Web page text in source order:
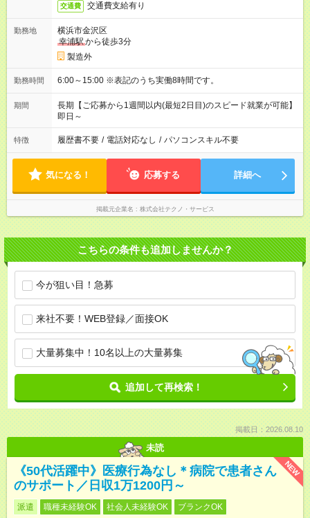
交通費 交通費支給有り
勤務地
横浜市金沢区
幸浦駅から徒歩3分
製造外
勤務時間 6:00～15:00 ※表記のうち実働8時間です。
期間
長期【ご応募から1週間以内(最短2日目)のスピード就業が可能】
即日～
特徴 履歴書不要 / 電話対応なし / パソコンスキル不要
気になる！ 応募する 詳細へ
掲載元企業名 株式会社テクノ・サービス
こちらの条件も追加しませんか？
今が狙い目！急募
来社不要！WEB登録／面接OK
大量募集中！10名以上の大量募集
追加して再検索！
掲載日：2026.08.10
未読
NEW
《50代活躍中》医療行為なし＊病院で患者さん
のサポート／日収1万1200円～
派遣 職種未経験OK 社会人未経験OK ブランクOK